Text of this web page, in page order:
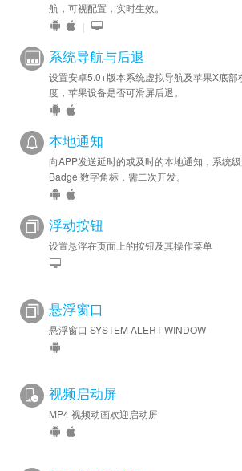
航，可视配置，实时生效。
|
系统导航与后退
设置安卓5.0+版本系统虚拟导航及苹果X底
度，苹果设备是否可滑屏后退。
本地通知
向APP发送延时的或及时的本地通知，系统
Badge 数字角标，需二次开发。
浮动按钮
设置悬浮在页面上的按钮及其操作菜单
悬浮窗口
悬浮窗口 SYSTEM ALERT WINDOW
视频启动屏
MP4 视频动画欢迎启动屏